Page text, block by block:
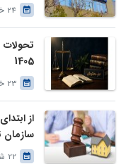
24 خرداد 1405
1405
23 خرداد 1405
از
سازمان
22 شهریور 1403